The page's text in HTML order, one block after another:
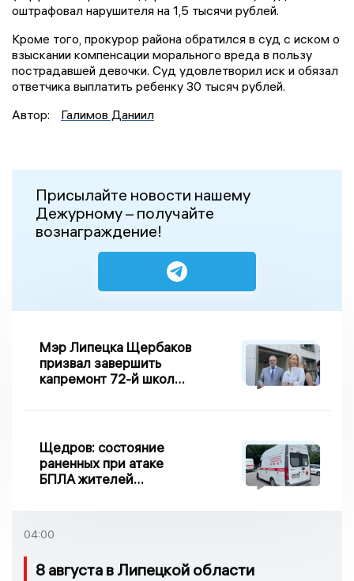
оштрафовал нарушителя на 1,5 тысячи рублей.
Кроме того, прокурор района обратился в суд с иском о
взыскании компенсации морального вреда в пользу
пострадавшей девочки. Суд удовлетворил иск и обязал
ответчика выплатить ребенку 30 тысяч рублей.
Автор:
Галимов Даниил
Присылайте новости нашему
Дежурному – получайте
вознаграждение!
Мэр Липецка Щербаков
призвал завершить
капремонт 72-й школы
Щедров: состояние
раненных при атаке
БПЛА жителей
04:00
8 августа в Липецкой области